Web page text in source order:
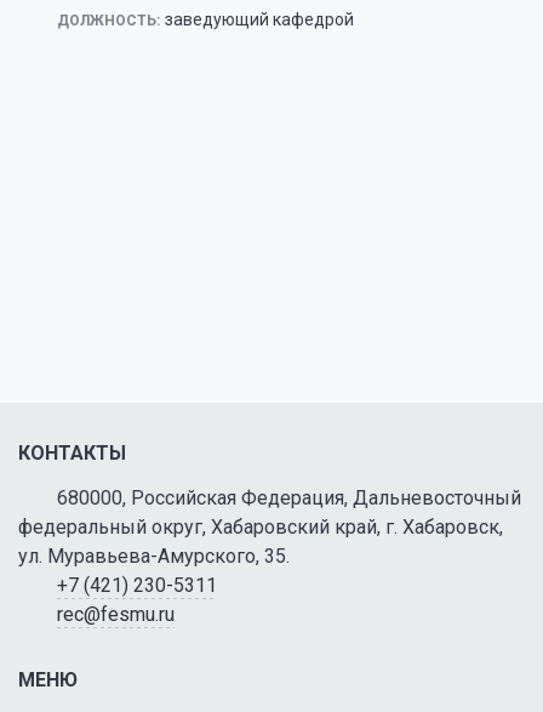
ДОЛЖНОСТЬ: заведующий кафедрой
КОНТАКТЫ
680000, Российская Федерация, Дальневосточный
федеральный округ, Хабаровский край, г. Хабаровск,
ул. Муравьева-Амурского, 35.
+7 (421) 230-5311
rec@fesmu.ru
МЕНЮ